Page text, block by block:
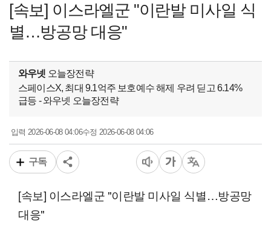
[속보] 이스라엘군 "이란발 미사일 식
별…방공망 대응"
와우넷 오늘장전략
스페이스X, 최대 9.1억주 보호예수 해제 우려 딛고 6.14%
급등 - 와우넷 오늘장전략
입력2026-06-08 04:06수정 2026-06-08 04:06
구독
[속보] 이스라엘군 "이란발 미사일 식별…방공망
대응"